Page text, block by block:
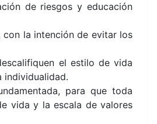
de riesgos y educación
con la intención de evitar los
el estilo de vida
individualidad.
para que toda
vida y la escala de valores